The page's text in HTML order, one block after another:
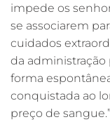
impede os
se associarem
cuidados
da administração
forma
conquistada ao
preço de sangue.”